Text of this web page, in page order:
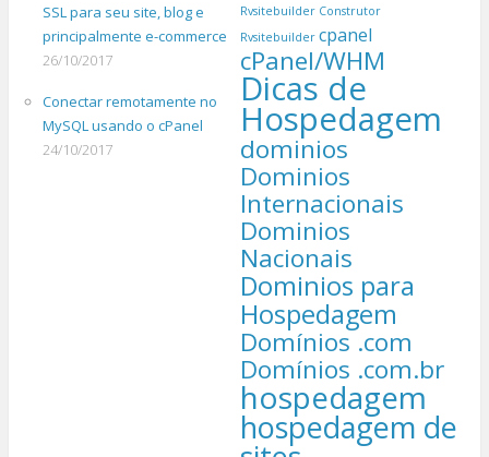
SSL para seu site, blog e
principalmente e-commerce
26/10/2017
Conectar remotamente no
MySQL usando o cPanel
24/10/2017
Rvsitebuilder Construtor
Rvsitebuilder cpanel
cPanel/WHM
Dicas de
Hospedagem
dominios
Dominios
Internacionais
Dominios
Nacionais
Dominios para
Hospedagem
Domínios .com
Domínios .com.br
hospedagem
hospedagem de